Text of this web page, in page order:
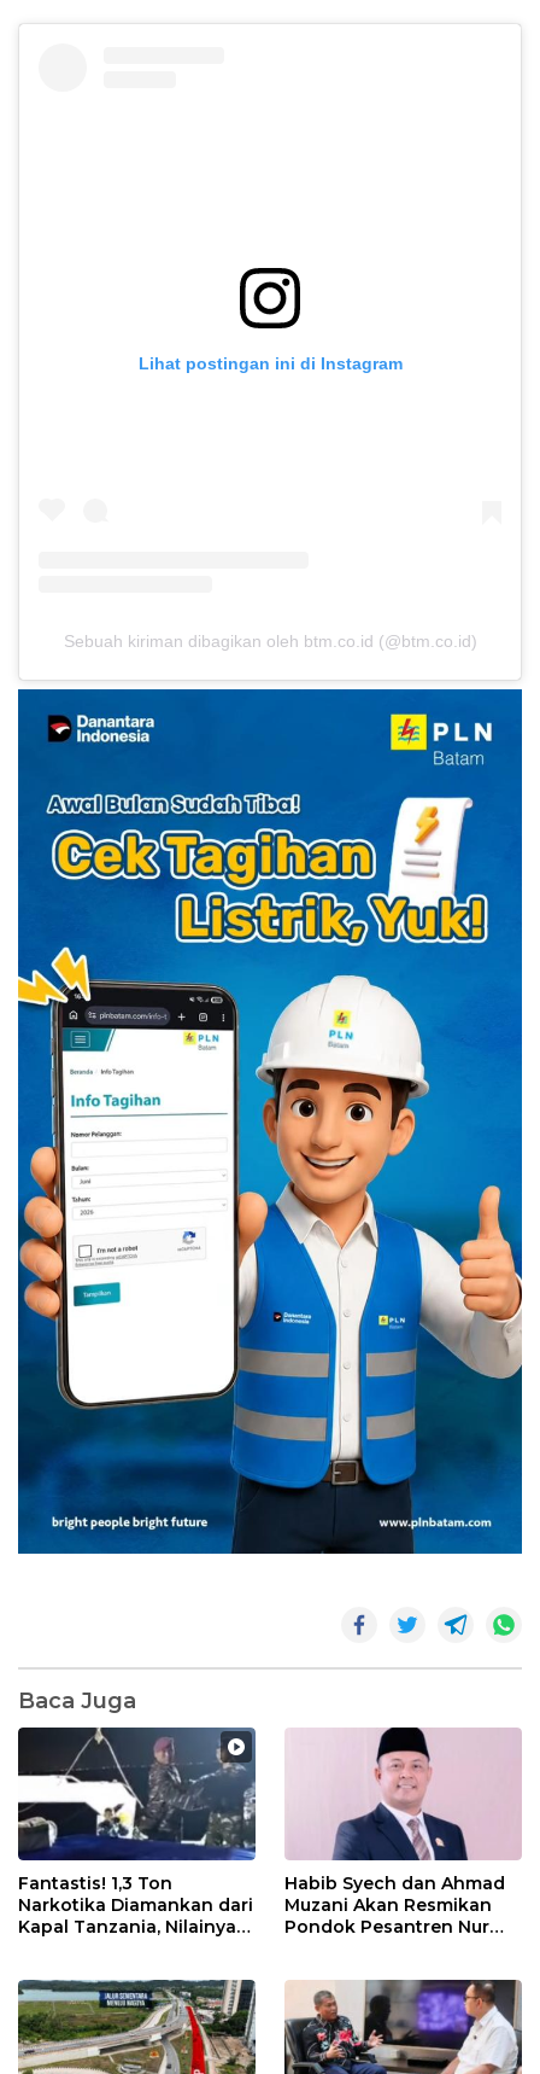
Lihat postingan ini di Instagram
Sebuah kiriman dibagikan oleh btm.co.id (@btm.co.id)
Baca Juga
Fantastis! 1,3 Ton
Narkotika Diamankan dari
Kapal Tanzania, Nilainya
Habib Syech dan Ahmad
Muzani Akan Resmikan
Pondok Pesantren Nur